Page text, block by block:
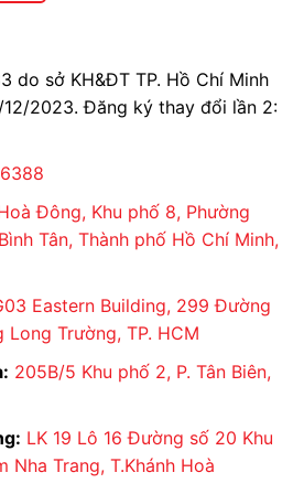
cấp để bảo trì bảo dưỡng.
hàng miễn phí tạitại Đà Nẵng,
Minh (saigon)
linh hoạt
toán linh hoạt có 3 hình thức:
mặt lúc giao/nhận hàng,
Lẻ Tại Kho
mại cổ phần Kỹ Thương Việt
do sở KH&ĐT TP. Hồ Chí Minh
2023. Đăng ký thay đổi lần 2:
Đông, Khu phố 8, Phường
Tân, Thành phố Hồ Chí Minh,
Eastern Building, 299 Đường
Long Trường, TP. HCM
205B/5 Khu phố 2, P. Tân Biên,
LK 19 Lô 16 Đường số 20 Khu
Nha Trang, T.Khánh Hoà